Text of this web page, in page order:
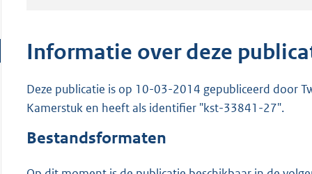
Informatie over deze
Deze publicatie is op 10-03-2014 gepubliceerd door
Kamerstuk en heeft als identifier "kst-33841-27".
Bestandsformaten